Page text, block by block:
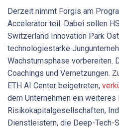
Derzeit nimmt Forgis am
Accelerator teil. Dabei sollen
Switzerland Innovation Park
technologiestarke
Wachstumsphase vorbereiten.
Coachings und Vernetzungen.
ETH AI Center beigetreten,
dem Unternehmen ein weiteres
Risikokapitalgesellschaften,
Dienstleistern, die Deep-Tech-